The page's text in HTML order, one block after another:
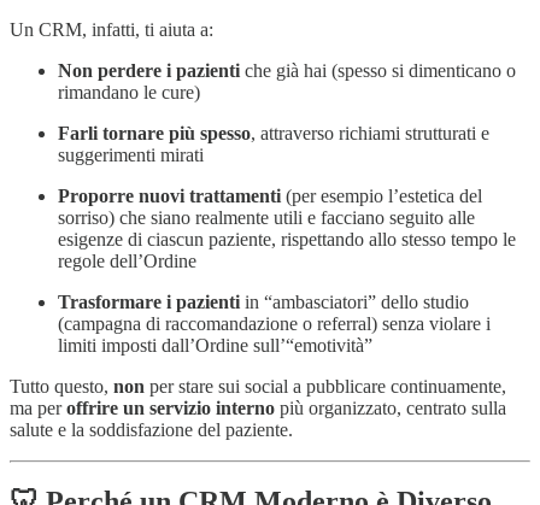
Un CRM, infatti, ti aiuta a:
Non perdere i pazienti che già hai (spesso si dimenticano o
rimandano le cure)
Farli tornare più spesso, attraverso richiami strutturati e
suggerimenti mirati
Proporre nuovi trattamenti (per esempio l’estetica del
sorriso) che siano realmente utili e facciano seguito alle
esigenze di ciascun paziente, rispettando allo stesso tempo le
regole dell’Ordine
Trasformare i pazienti in “ambasciatori” dello studio
(campagna di raccomandazione o referral) senza violare i
limiti imposti dall’Ordine sull’“emotività”
Tutto questo, non per stare sui social a pubblicare continuamente,
ma peroffrire un servizio interno più organizzato, centrato sulla
salute e la soddisfazione del paziente.